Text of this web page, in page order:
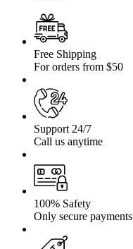
Free Shipping
For orders from $50
Support 24/7
Call us anytime
100% Safety
Only secure payments